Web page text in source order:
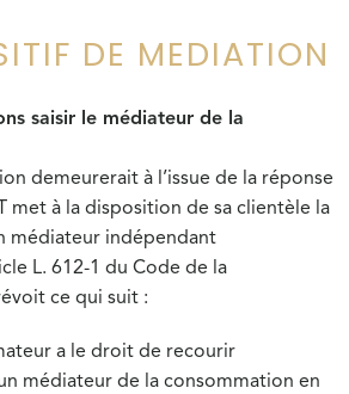
DE MEDIATION
saisir le médiateur de la
demeurerait à l’issue de la réponse
met à la disposition de sa clientèle la
médiateur indépendant
L. 612-1 du Code de la
ce qui suit :
a le droit de recourir
médiateur de la consommation en